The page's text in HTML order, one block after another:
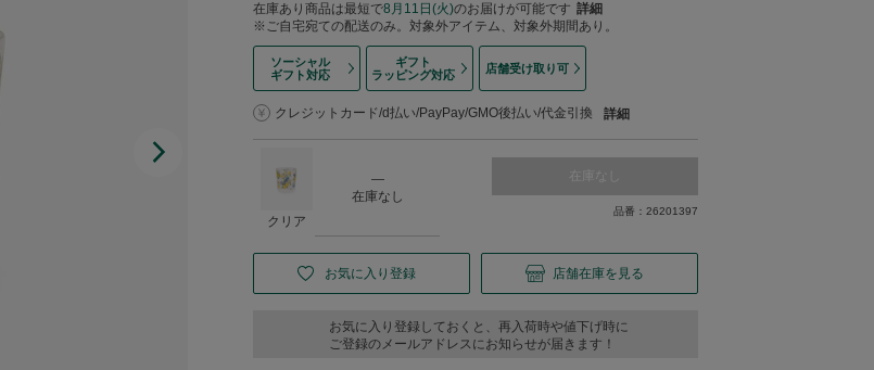
在庫あり商品は最短で8月11日(火)のお届けが可能です 詳細
※ご自宅宛ての配送のみ。対象外アイテム、対象外期間あり。
ソーシャル
ギフト対応
ギフト
ラッピング対応
店舗受け取り可
クレジットカード/d払い/PayPay/GMO後払い/代金引換 詳細
クリア
―
在庫なし
在庫なし
品番：26201397
お気に入り登録 店舗在庫を見る
お気に入り登録しておくと、再入荷時や値下げ時に
ご登録のメールアドレスにお知らせが届きます！